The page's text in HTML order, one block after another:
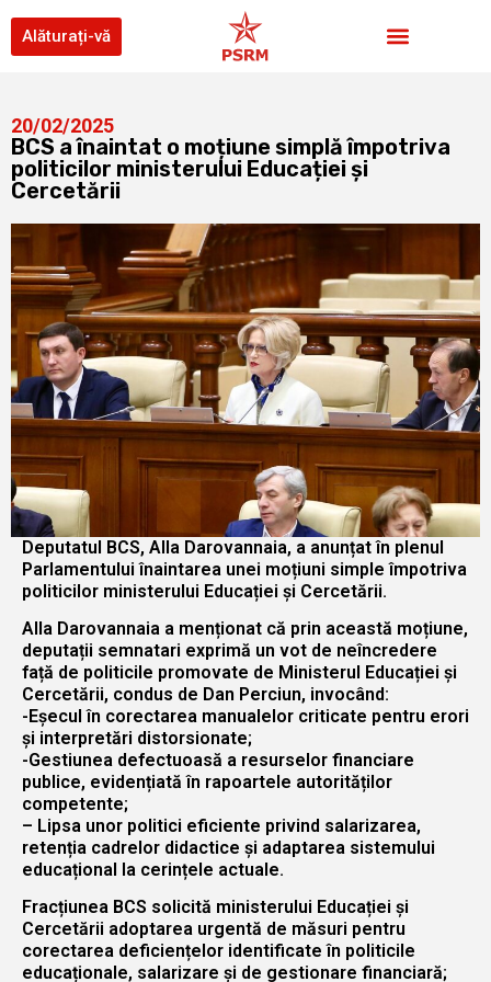
Alăturați-vă
20/02/2025
BCS a înaintat o moțiune simplă împotriva
politicilor ministerului Educației și
Cercetării
Deputatul BCS, Alla Darovannaia, a anunțat în plenul
Parlamentului înaintarea unei moțiuni simple împotriva
politicilor ministerului Educației și Cercetării.
Alla Darovannaia a menționat că prin această moțiune,
deputații semnatari exprimă un vot de neîncredere
față de politicile promovate de Ministerul Educației și
Cercetării, condus de Dan Perciun, invocând:
-Eșecul în corectarea manualelor criticate pentru erori
și interpretări distorsionate;
-Gestiunea defectuoasă a resurselor financiare
publice, evidențiată în rapoartele autorităților
competente;
– Lipsa unor politici eficiente privind salarizarea,
retenția cadrelor didactice și adaptarea sistemului
educațional la cerințele actuale.
Fracțiunea BCS solicită ministerului Educației și
Cercetării adoptarea urgentă de măsuri pentru
corectarea deficiențelor identificate în politicile
educaționale, salarizare și de gestionare financiară;